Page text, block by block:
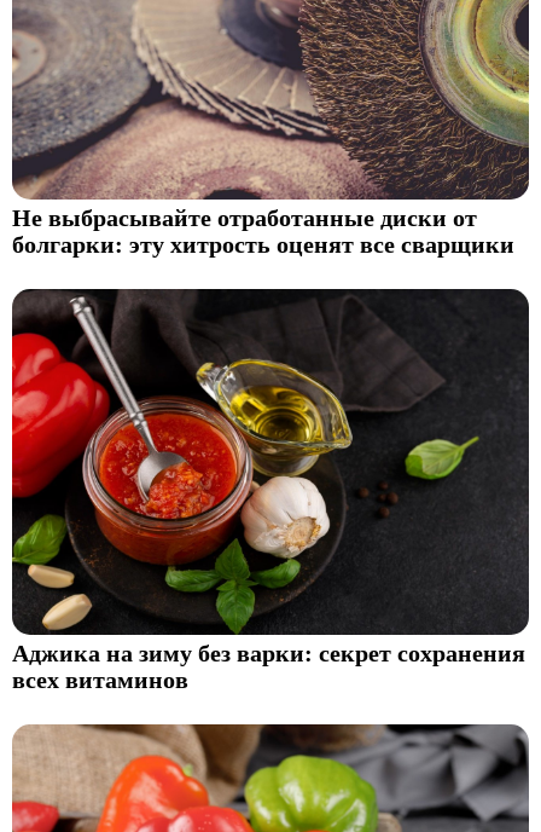
Не выбрасывайте отработанные диски от
болгарки: эту хитрость оценят все сварщики
Аджика на зиму без варки: секрет сохранения
всех витаминов